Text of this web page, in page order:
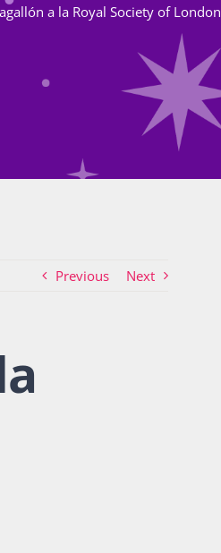
a la Royal Society of London
Previous Next